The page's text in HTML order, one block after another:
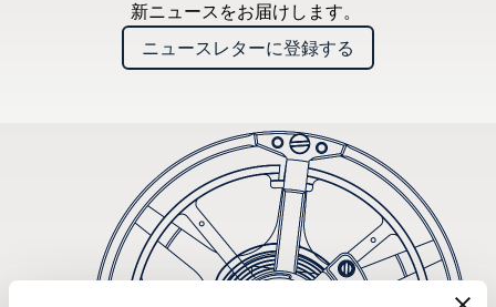
新ニュースをお届けします。
ニュースレターに登録する